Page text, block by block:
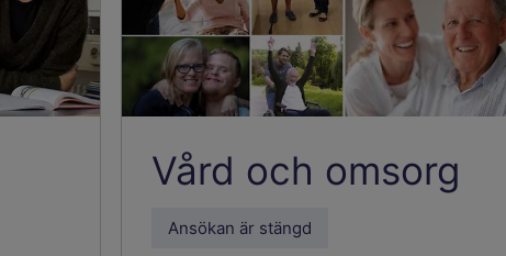
Vård och omsorg
Ansökan är stängd